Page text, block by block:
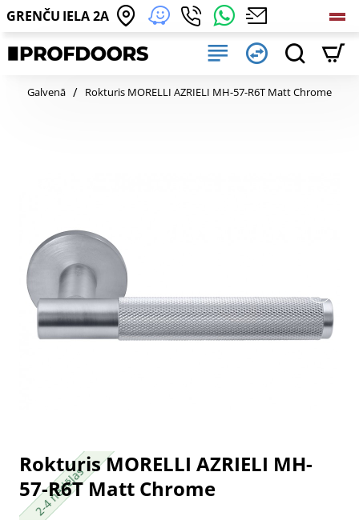
GRENČU IELA 2A
Galvenā homeRokturis MORELLI AZRIELI MH-57-R6T Matt Chrome
2-4 nedēļas
2-4 nedēļas
Rokturis MORELLI AZRIELI MH-
57-R6T Matt Chrome